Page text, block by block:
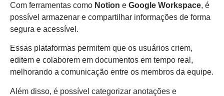
Com ferramentas como Notion e Google Workspace, é
possível armazenar e compartilhar informações de forma
segura e acessível.
Essas plataformas permitem que os usuários criem,
editem e colaborem em documentos em tempo real,
melhorando a comunicação entre os membros da equipe.
Além disso, é possível categorizar anotações e